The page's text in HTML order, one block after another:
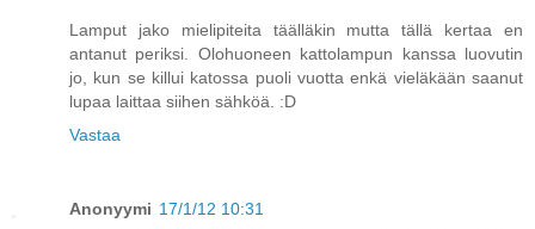
Lamput jako mielipiteita täälläkin mutta tällä kertaa en
antanut periksi. Olohuoneen kattolampun kanssa luovutin
jo, kun se killui katossa puoli vuotta enkä vieläkään saanut
lupaa laittaa siihen sähköä. :D
Vastaa
Anonyymi 17/1/12 10:31